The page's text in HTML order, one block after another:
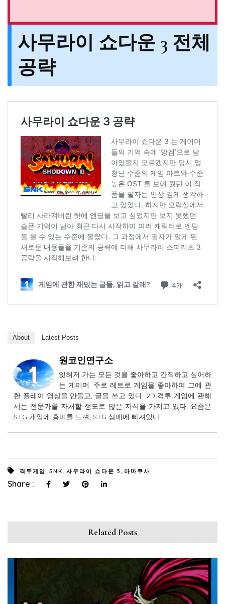
사무라이 쇼다운 3 전체
공략
About Latest Posts
원코인연구소
잊혀저 가는 모든 것을 좋아하고 간직하고 싶어하
는 게이머. 주로 레트로 게임을 좋아하여 그에 관
한 플레이 영상을 만들고, 글을 쓰고 있다. 2D 격투 게임에 관해
서는 전문가를 자처할 정도로 많은 지식을 가지고 있다. 요즘은
STG 게임에 흥미를 느껴, STG 삼매에 빠져있다.
격투게임 SNK 사무라이 쇼다운 3 아마쿠사
Share :
Related Posts